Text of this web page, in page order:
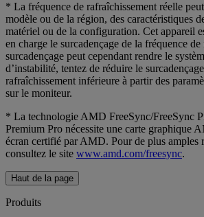
* La fréquence de rafraîchissement réelle
modèle ou de la région, des caractéristiques
matériel ou de la configuration. Cet appareil
en charge le surcadençage de la fréquence
surcadençage peut cependant rendre le
d’instabilité, tentez de réduire le
rafraîchissement inférieure à partir des
sur le moniteur.
* La technologie AMD FreeSync/FreeSync
Premium Pro nécessite une carte graphique
écran certifié par AMD. Pour de plus amples
consultez le site www.amd.com/freesync.
Haut de la page
Produits